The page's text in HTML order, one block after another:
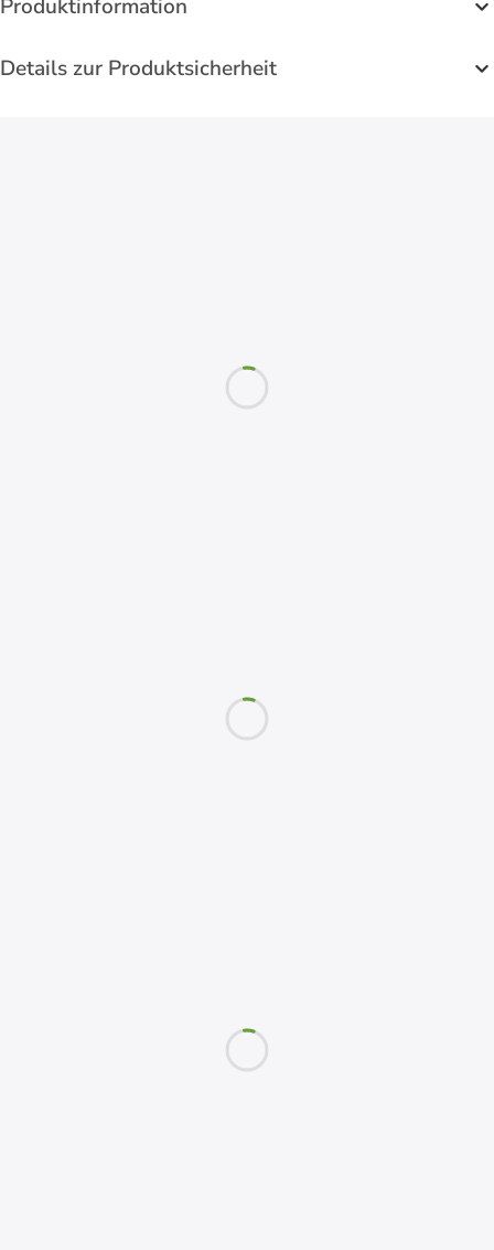
Produktinformation
Details zur Produktsicherheit